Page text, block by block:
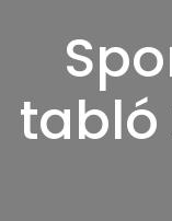
tabló